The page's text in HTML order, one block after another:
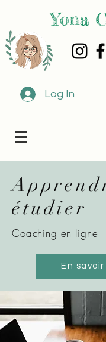
Yona
Log In
étudier
Coaching en ligne
En savoir